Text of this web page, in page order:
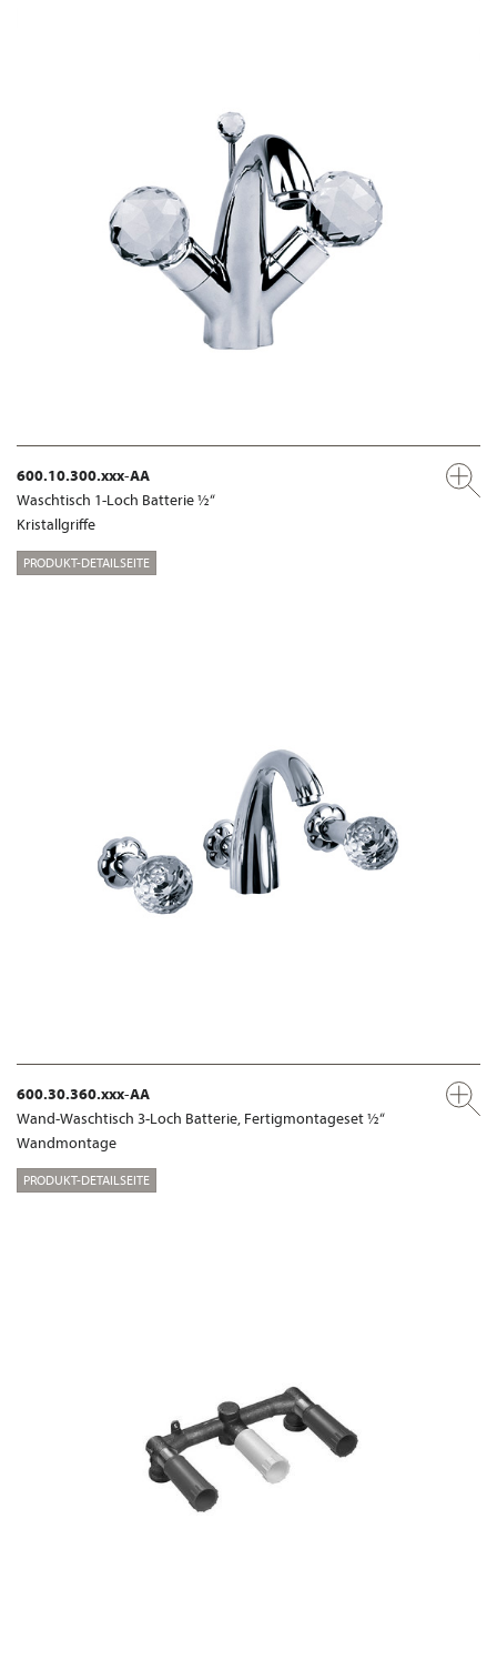
600.10.300.xxx-AA
Waschtisch 1-Loch Batterie ½“
Kristallgriffe
PRODUKT-DETAILSEITE
600.30.360.xxx-AA
Wand-Waschtisch 3-Loch Batterie, Fertigmontageset ½“
Wandmontage
PRODUKT-DETAILSEITE